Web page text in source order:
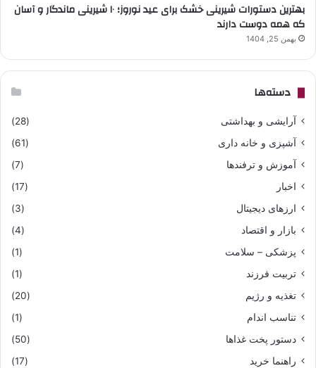
بهترین دستورات شیرینی خشک برای عید نوروز؛ ۱۰ شیرینی ماندگار و آسان
که همه دوست دارند
بهمن 25, 1404
دسته‌ها
آرایشی و بهداشتی
(28)
آشپزی و خانه داری
(61)
آموزش و ترفندها
(7)
اخبار
(17)
ارزهای دیجیتال
(3)
بازار و اقتصاد
(4)
پزشکی – سلامت
(1)
تربیت فرزند
(1)
تغذیه و رژیم
(20)
تناسب اندام
(1)
دستور پخت غذاها
(50)
راهنما خرید
(17)